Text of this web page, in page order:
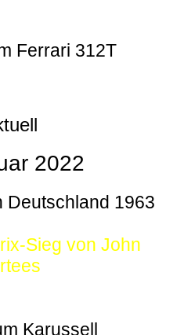
Ferrari 312T
2022
Deutschland 1963
Sieg von John
Karussell